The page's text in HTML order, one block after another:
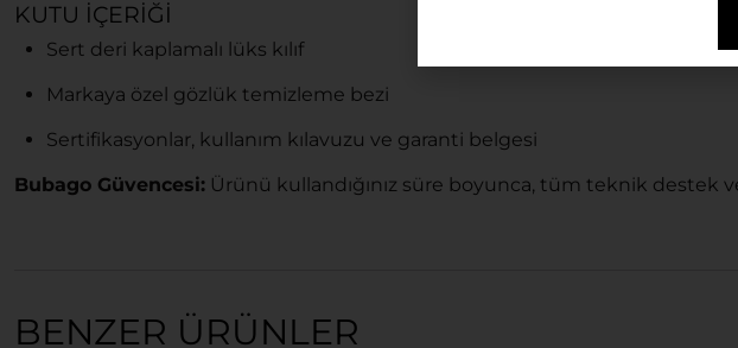
KUTU İÇERIĞI
Sert deri kaplamalı lüks kılıf
Markaya özel gözlük temizleme bezi
Sertifikasyonlar, kullanım kılavuzu ve garanti belgesi
Bubago Güvencesi: Ürünü kullandığınız süre boyunca, tüm teknik destek
BENZER ÜRÜNLER